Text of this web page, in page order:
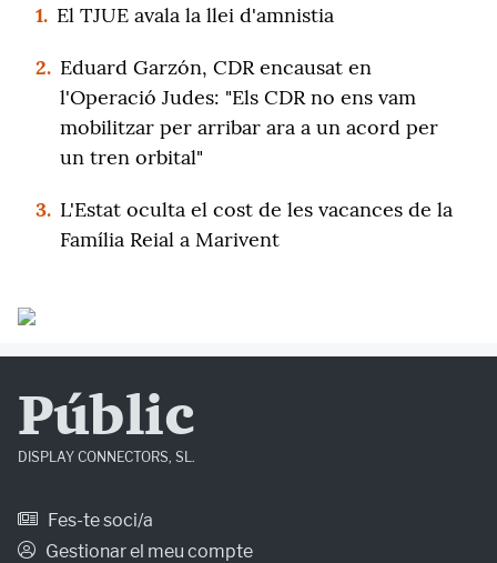
1. El TJUE avala la llei d'amnistia
2. Eduard Garzón, CDR encausat en
l'Operació Judes: "Els CDR no ens vam
mobilitzar per arribar ara a un acord per
un tren orbital"
3. L'Estat oculta el cost de les vacances de la
Família Reial a Marivent
Públic
DISPLAY CONNECTORS, SL.
Fes-te soci/a
Gestionar el meu compte